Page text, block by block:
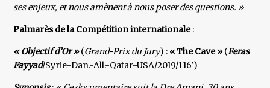
ses enjeux, et nous amènent à nous poser des questions. »
Palmarès de la Compétition internationale:
« Objectif d’Or »(Grand-Prix du Jury) : « The Cave » (Feras
Fayyad/Syrie-Dan.-All.-Qatar-USA/2019/116′)